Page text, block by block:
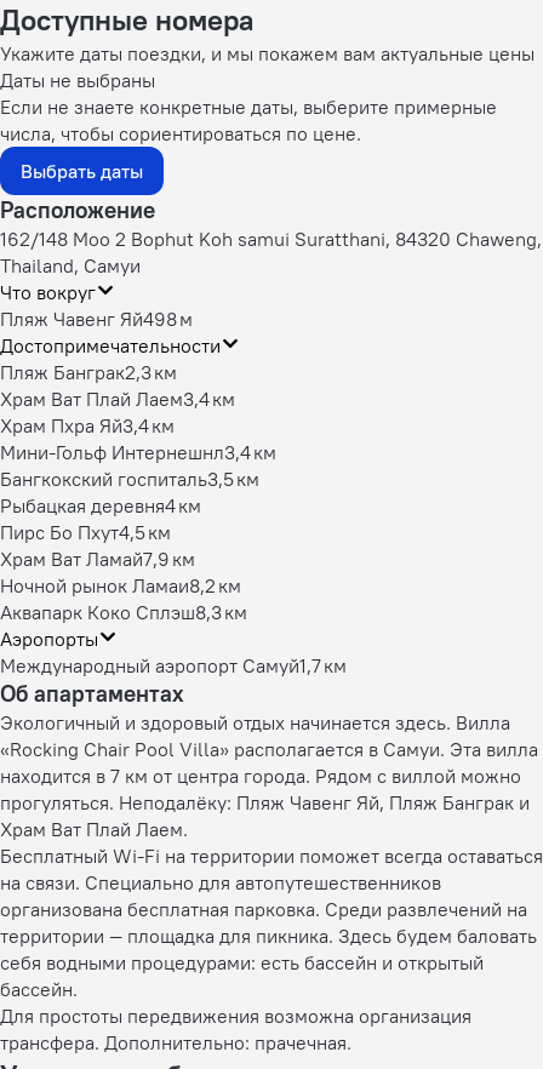
Доступные номера
Укажите даты поездки, и мы покажем вам актуальные цены
Даты не выбраны
Если не знаете конкретные даты, выберите примерные
числа, чтобы сориентироваться по цене.
Выбрать даты
Расположение
162/148 Moo 2 Bophut Koh samui Suratthani, 84320 Chaweng,
Thailand, Самуи
Что вокруг
Пляж Чавенг Яй498 м
Достопримечательности
Пляж Банграк2,3 км
Храм Ват Плай Лаем3,4 км
Храм Пхра Яй3,4 км
Мини-Гольф Интернешнл3,4 км
Бангкокский госпиталь3,5 км
Рыбацкая деревня4 км
Пирс Бо Пхут4,5 км
Храм Ват Ламай7,9 км
Ночной рынок Ламаи8,2 км
Аквапарк Коко Сплэш8,3 км
Аэропорты
Международный аэропорт Самуй1,7 км
Об апартаментах
Экологичный и здоровый отдых начинается здесь. Вилла
«Rocking Chair Pool Villa» располагается в Самуи. Эта вилла
находится в 7 км от центра города. Рядом с виллой можно
прогуляться. Неподалёку: Пляж Чавенг Яй, Пляж Банграк и
Храм Ват Плай Лаем.
Бесплатный Wi-Fi на территории поможет всегда оставаться
на связи. Специально для автопутешественников
организована бесплатная парковка. Среди развлечений на
территории — площадка для пикника. Здесь будем баловать
себя водными процедурами: есть бассейн и открытый
бассейн.
Для простоты передвижения возможна организация
трансфера. Дополнительно: прачечная.